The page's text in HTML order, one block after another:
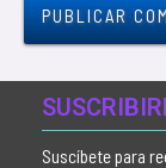
Suscíbete para